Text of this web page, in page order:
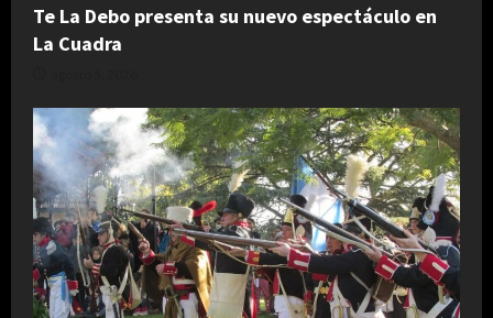
Te La Debo presenta su nuevo espectáculo en
La Cuadra